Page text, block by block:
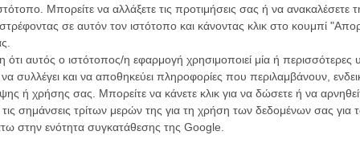
Μπορείτε να αλλάξετε τις προτιμήσεις σας ή να ανακαλέσετε
σε αυτόν τον ιστότοπο και κάνοντας κλικ στο κουμπί
αυτός ο ιστότοπος/η εφαρμογή χρησιμοποιεί μία ή περισσότερες
συλλέγει και να αποθηκεύει πληροφορίες που περιλαμβάνουν,
ή χρήσης σας. Μπορείτε να κάνετε κλικ για να δώσετε ή να
σημάνσεις τρίτων μερών της για τη χρήση των δεδομένων σας
στην ενότητα συγκατάθεσης της Google.
Ο
10
ειδήσεις | νέες ταινίες | πρόγραμμα αιθουσών για όλη την Ελλάδα |
| συνεντεύξεις | απόψεις | αφιερώματα | διαγωνισμοί
ΕΓΓΡΑΦΗ